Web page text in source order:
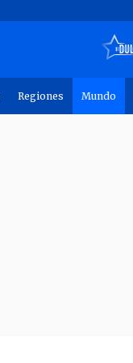
Regiones Mundo